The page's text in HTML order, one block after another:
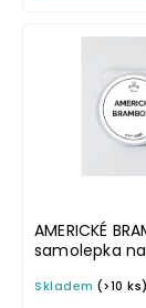
AMERICKÉ
samolepka
Skladem (>10 ks)